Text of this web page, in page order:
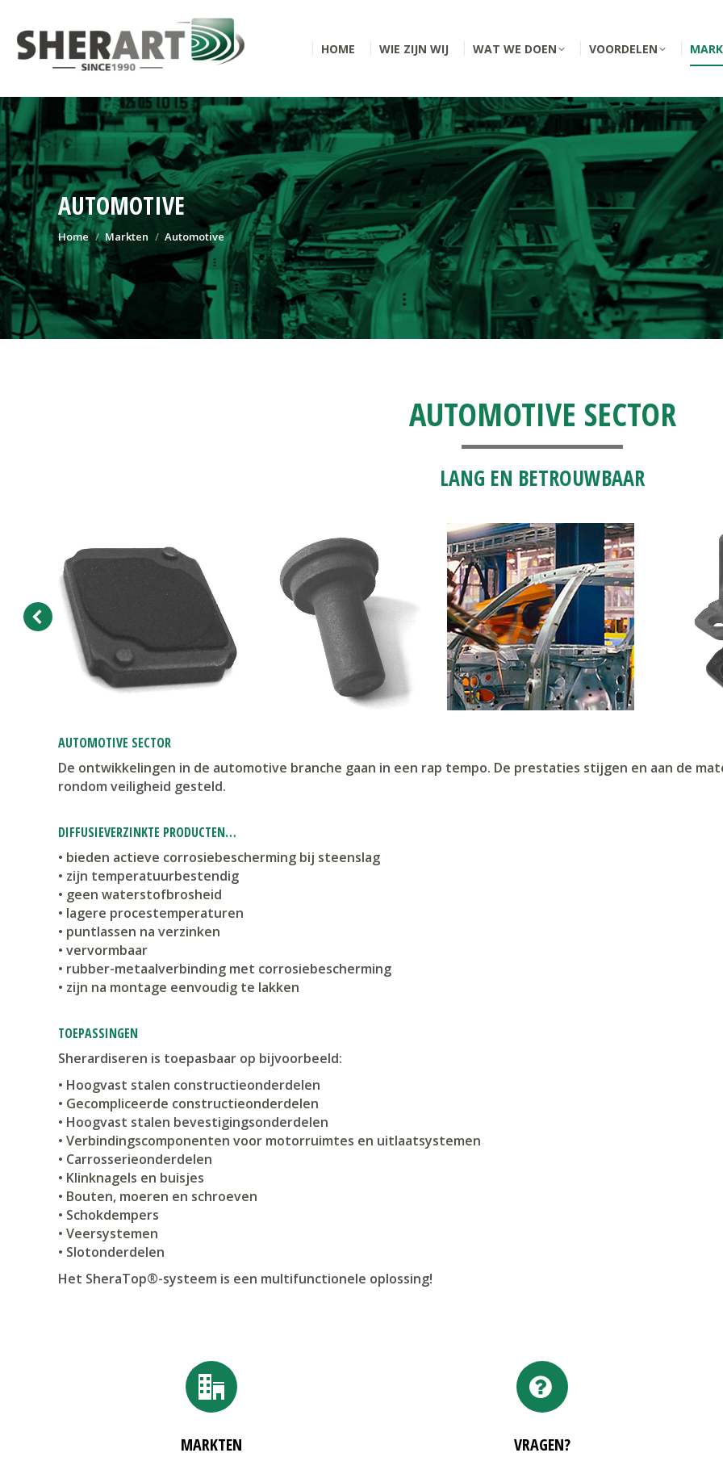
HOME WIE ZIJN WIJ WAT WE DOEN VOORDELEN
AUTOMOTIVE
Je bent hier:
Home Markten Automotive
AUTOMOTIVE SECTOR
LANG EN BETROUWBAAR
AUTOMOTIVE SECTOR
De ontwikkelingen in de automotive branche gaan in een rap tempo. De prestaties stijgen en aan de
rondom veiligheid gesteld.
DIFFUSIEVERZINKTE PRODUCTEN…
• bieden actieve corrosiebescherming bij steenslag
• zijn temperatuurbestendig
• geen waterstofbrosheid
• lagere procestemperaturen
• puntlassen na verzinken
• vervormbaar
• rubber-metaalverbinding met corrosiebescherming
• zijn na montage eenvoudig te lakken
TOEPASSINGEN
Sherardiseren is toepasbaar op bijvoorbeeld:
• Hoogvast stalen constructieonderdelen
• Gecompliceerde constructieonderdelen
• Hoogvast stalen bevestigingsonderdelen
• Verbindingscomponenten voor motorruimtes en uitlaatsystemen
• Carrosserieonderdelen
• Klinknagels en buisjes
• Bouten, moeren en schroeven
• Schokdempers
• Veersystemen
• Slotonderdelen
Het SheraTop®-systeem is een multifunctionele oplossing!
MARKTEN VRAGEN?